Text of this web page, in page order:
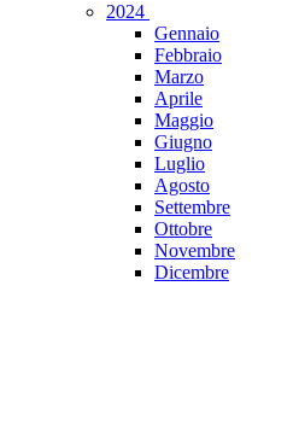
2024
Gennaio
Febbraio
Marzo
Aprile
Maggio
Giugno
Luglio
Agosto
Settembre
Ottobre
Novembre
Dicembre